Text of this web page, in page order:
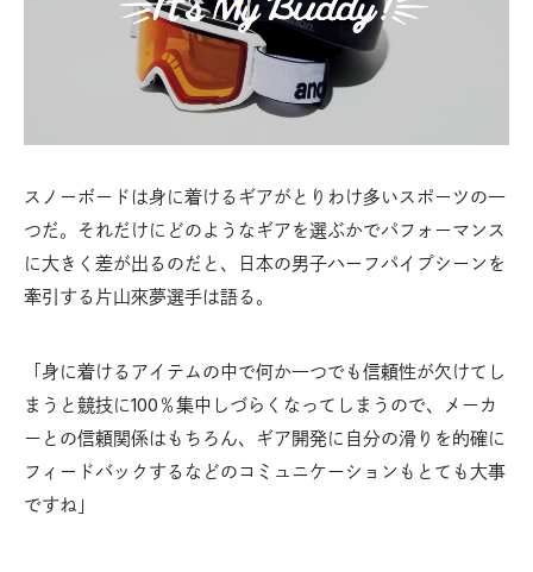
スノーボードは身に着けるギアがとりわけ多いスポーツの一
つだ。それだけにどのようなギアを選ぶかでパフォーマンス
に大きく差が出るのだと、日本の男子ハーフパイプシーンを
牽引する片山來夢選手は語る。
「身に着けるアイテムの中で何か一つでも信頼性が欠けてし
まうと競技に100％集中しづらくなってしまうので、メーカ
ーとの信頼関係はもちろん、ギア開発に自分の滑りを的確に
フィードバックするなどのコミュニケーションもとても大事
ですね」